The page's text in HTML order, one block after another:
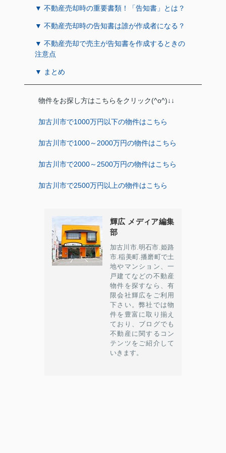
▼ 不動産売却時の重要書類！「告知書」とは？
▼ 不動産売却時の告知書は誰が作成者になる？
▼ 不動産売却で売主が告知書を作成するときの
注意点
▼ まとめ
物件をお探し方はこちらをクリック(^o^)↓↓
加古川市で1000万円以下の物件はこちら
加古川市で1000～2000万円の物件はこちら
加古川市で2000～2500万円の物件はこちら
加古川市で2500万円以上の物件はこちら
輝広 メディア編集
部
加古川市.明石市.姫路
市.稲美町.播磨町で土
地やマンション、一
戸建てなどの不動産
物件を探すなら、有
限会社輝広をご利用
下さい。弊社では物
件を豊富に取り揃え
ており、ブログでも
不動産に関するコン
テンツをご紹介して
いきます。